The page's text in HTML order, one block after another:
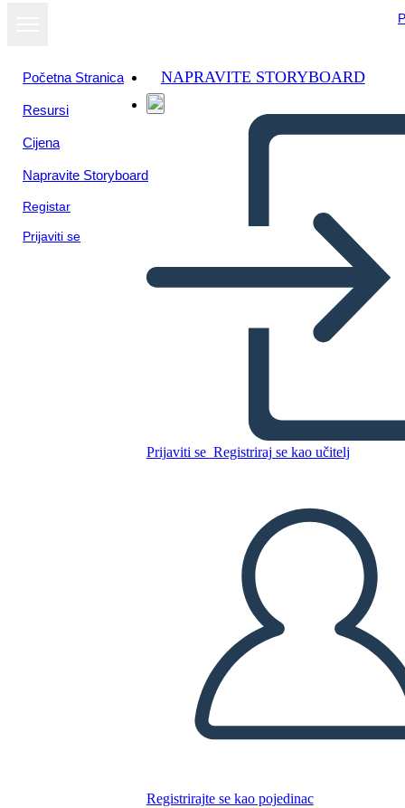
Početna Stranica
Resursi
Cijena
Napravite Storyboard
Registar
Prijaviti se
NAPRAVITE STORYBOARD
Prijaviti se Registriraj se kao učitelj
Registrirajte se kao pojedinac
REPRODUCIRAJ DIJAPROJEKCIJU
ČITAJ MI